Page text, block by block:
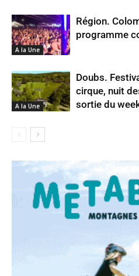
A la Une
Région.
programme
A la Une
Doubs.
cirque, nuit
sortie du